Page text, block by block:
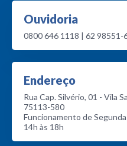
Ouvidoria
0800 646 1118 | 62 98551-
Endereço
Rua Cap. Silvério, 01 - Vila
75113-580
Funcionamento de
14h às 18h